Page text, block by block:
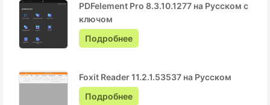
PDFelement Pro 8.3.10.1277 на Русском с
ключом
Подробнее
Foxit Reader 11.2.1.53537 на Русском
Подробнее